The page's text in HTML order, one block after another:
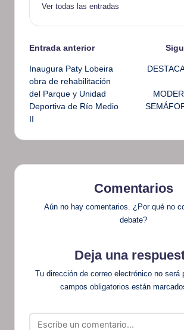
Ver todas las entradas
Navegación
de
entradas
Entrada anterior
Inaugura Paty Lobeira
obra de rehabilitación
del Parque y Unidad
Deportiva de Río Medio
II
Comentarios
Aún no hay comentarios. ¿Por qué no
debate?
Deja una
Tu dirección de correo electrónico no será
campos obligatorios están